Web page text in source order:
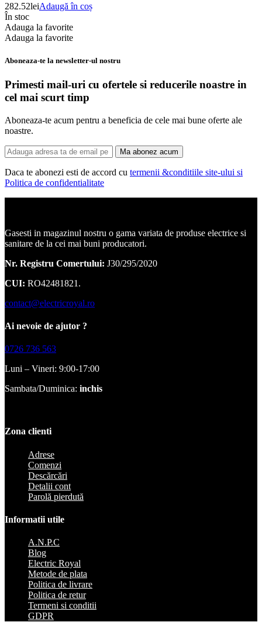
282.52leiAdaugă în coș
În stoc
Adauga la favorite
Adauga la favorite
Aboneaza-te la newsletter-ul nostru
Primesti mail-uri cu ofertele si reducerile noastre in
cel mai scurt timp
Aboneaza-te acum pentru a beneficia de cele mai bune oferte ale
noastre.
Ma abonez acum
Daca te abonezi esti de accord cu termenii &conditiile site-ului si
Politica de confidentialitate
Gasesti in magazinul nostru o gama variata de produse electrice si
sanitare de la cei mai buni producatori.
Nr. Registru Comertului: J30/295/2020
CUI: RO42481821.
contact@electricroyal.ro
Ai nevoie de ajutor ?
0726 736 563
Luni – Vineri: 9:00-17:00
Sambata/Duminica: inchis
Zona clienti
Adrese
Comenzi
Descărcări
Detalii cont
Parolă pierdută
Informatii utile
A.N.P.C
Blog
Electric Royal
Metode de plata
Politica de livrare
Politica de retur
Termeni si conditii
GDPR